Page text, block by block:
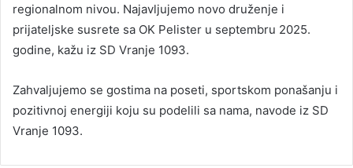
regionalnom nivou. Najavljujemo novo druženje i
prijateljske susrete sa OK Pelister u septembru 2025.
godine, kažu iz SD Vranje 1093.
Zahvaljujemo se gostima na poseti, sportskom ponašanju i
pozitivnoj energiji koju su podelili sa nama, navode iz SD
Vranje 1093.